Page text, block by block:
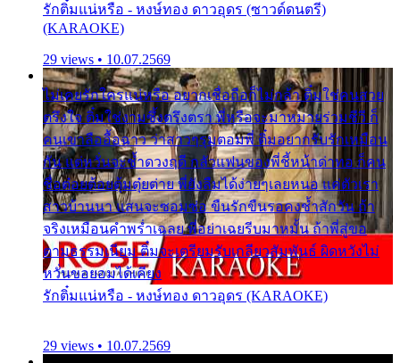
รักติ๋มแน่หรือ - หงษ์ทอง ดาวอุดร (ซาวด์ดนตรี)
(KARAOKE)
29 views • 10.07.2569
ไม่เคยรักใครแน่หรือ อยากเชื่อถือก็ไม่กล้า ติ๋มใช่คนสวย
ตรึงใจ ติ๋มใช่งามซึ้งตรึงตรา พี่หรือจะมาหมายร่วมชีวี ก็
คนเขาลืออื้อฉาว ว่าสาวๆรุมตอมพี่ ติ๋มอยากรับรักเหมือน
กัน แต่หวั่นจะช้ำดวงฤดี กลัวแฟนของพี่ชี้หน้าด่าทอ ก็คน
ชื่อต๋อยต้อยตุ้มตุ๋ยต่าย พี่ยังลืมได้ง่ายๆเลยหนอ แค่ตัวเรา
สาวบ้านนา แสนจะซอมซ่อ ขืนรักขืนรอคงช้ำสักวัน ถ้า
จริงเหมือนคำพร่ำเฉลย พี่อย่าเฉยรีบมาหมั้น ถ้าพี่สู่ขอ
ตามธรรมเนียม ติ๋มจะเตรียมรับเกลียวสัมพันธ์ ผิดหวังไม่
หวั่นขอยอมได้เคียง
รักติ๋มแน่หรือ - หงษ์ทอง ดาวอุดร (KARAOKE)
29 views • 10.07.2569